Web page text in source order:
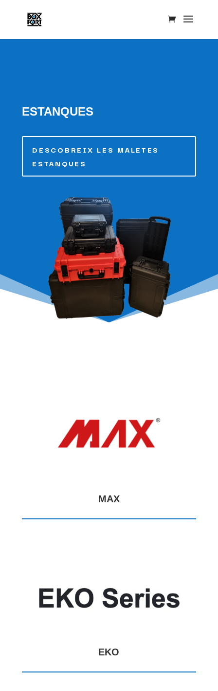
ESTANQUES
DESCOBREIX LES MALETES
ESTANQUES
MAX
EKO